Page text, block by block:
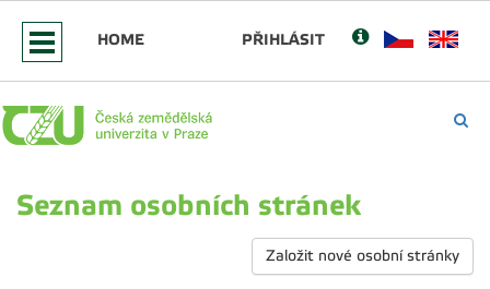
HOME PŘIHLÁSIT
Seznam osobních stránek
Založit nové osobní stránky